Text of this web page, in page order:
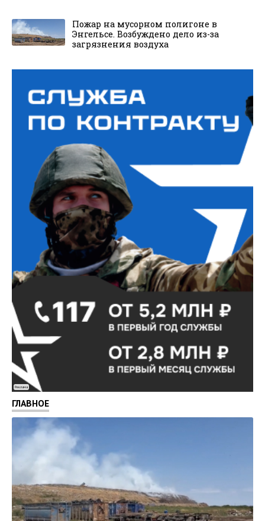
Пожар на мусорном полигоне в
Энгельсе. Возбуждено дело из-за
загрязнения воздуха
Реклама
ГЛАВНОЕ